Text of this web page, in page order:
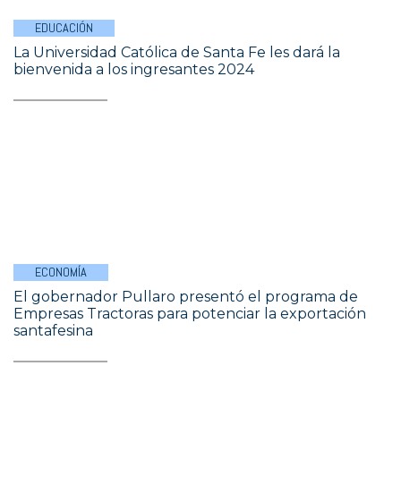
EDUCACIÓN
La Universidad Católica de Santa Fe les dará la
bienvenida a los ingresantes 2024
ECONOMÍA
El gobernador Pullaro presentó el programa de
Empresas Tractoras para potenciar la exportación
santafesina